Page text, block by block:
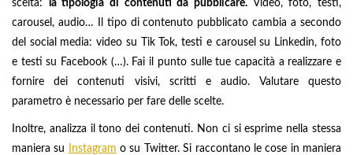
scelta: la tipologia di contenuti da pubblicare. Video, foto, testi,
carousel, audio… Il tipo di contenuto pubblicato cambia a secondo
del social media: video su Tik Tok, testi e carousel su Linkedin, foto
e testi su Facebook (…). Fai il punto sulle tue capacità a realizzare e
fornire dei contenuti visivi, scritti e audio. Valutare questo
parametro è necessario per fare delle scelte.
Inoltre, analizza il tono dei contenuti. Non ci si esprime nella stessa
maniera su
Instagram o su Twitter. Si raccontano le cose in maniera